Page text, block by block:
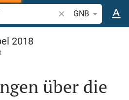
Bibelstelle oder
GNB
2018
über die